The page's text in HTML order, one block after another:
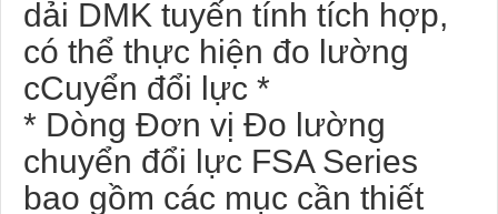
dải DMK tuyến tính tích hợp,
có thể thực hiện đo lường
cCuyển đổi lực *
* Dòng Đơn vị Đo lường
chuyển đổi lực FSA Series
bao gồm các mục cần thiết